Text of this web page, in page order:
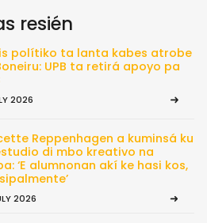
resién
polítiko ta lanta kabes atrobe
UPB ta retirá apoyo pa
2026
Reppenhagen a kuminsá ku
di mbo kreativo na
‘E alumnonan akí ke hasi kos,
2026